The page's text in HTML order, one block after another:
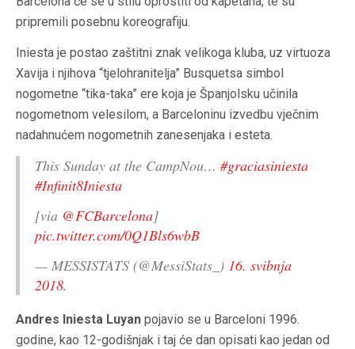
pripremili posebnu koreografiju.
Iniesta je postao zaštitni znak velikoga kluba, uz virtuoza
Xavija i njihova “tjelohranitelja” Busquetsa simbol
nogometne “tika-taka” ere koja je Španjolsku učinila
nogometnom velesilom, a Barceloninu izvedbu vječnim
nadahnućem nogometnih zanesenjaka i esteta.
This Sunday at the CampNou… #graciasiniesta
#Infinit8Iniesta
[via @FCBarcelona]
pic.twitter.com/0Q1Bls6wbB
— MESSISTATS (@MessiStats_) 16. svibnja
2018.
Andres Iniesta Luyan pojavio se u Barceloni 1996.
godine, kao 12-godišnjak i taj će dan opisati kao jedan od